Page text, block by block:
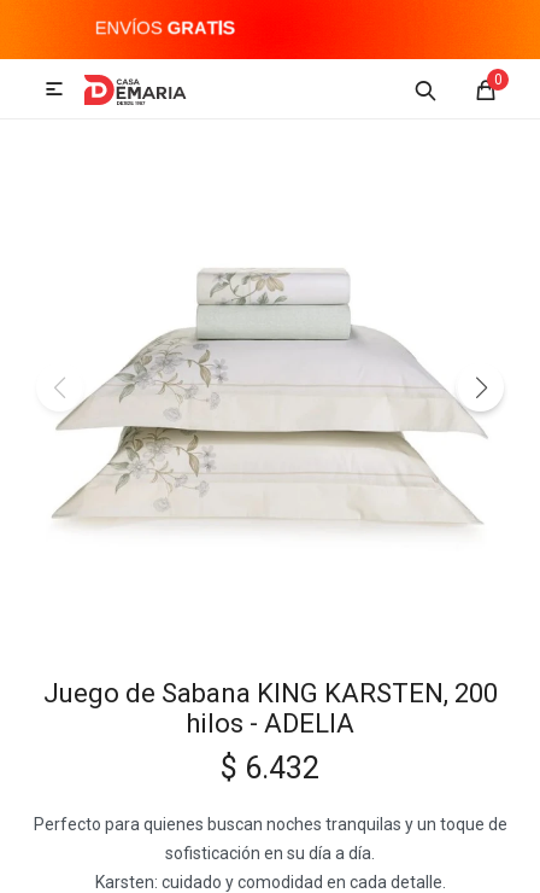
0

Juego de Sabana KING KARSTEN, 200
hilos - ADELIA
$ 6.432
Perfecto para quienes buscan noches tranquilas y un toque de
sofisticación en su día a día.
Karsten: cuidado y comodidad en cada detalle.
Imagen y Sonido Hogar
Accesorios